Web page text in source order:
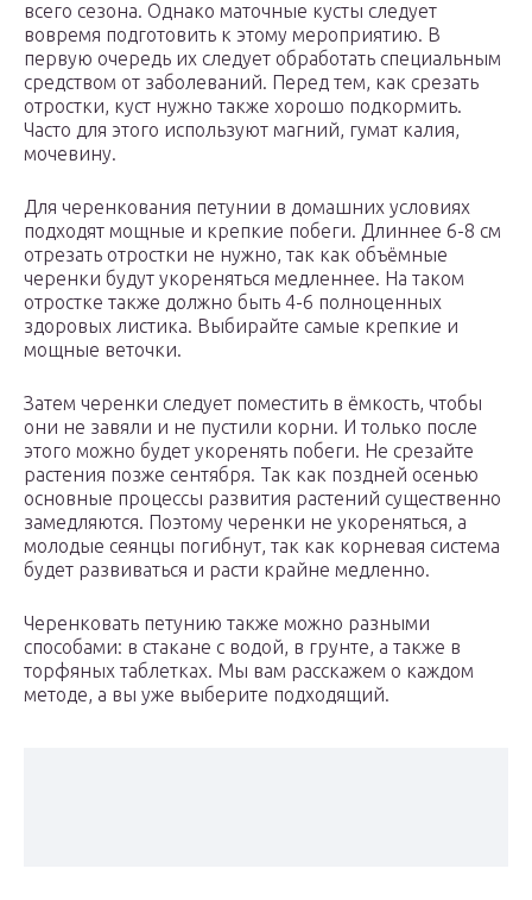
всего сезона. Однако маточные кусты следует
вовремя подготовить к этому мероприятию. В
первую очередь их следует обработать специальным
средством от заболеваний. Перед тем, как срезать
отростки, куст нужно также хорошо подкормить.
Часто для этого используют магний, гумат калия,
мочевину.
Для черенкования петунии в домашних условиях
подходят мощные и крепкие побеги. Длиннее 6-8 см
отрезать отростки не нужно, так как объёмные
черенки будут укореняться медленнее. На таком
отростке также должно быть 4-6 полноценных
здоровых листика. Выбирайте самые крепкие и
мощные веточки.
Затем черенки следует поместить в ёмкость, чтобы
они не завяли и не пустили корни. И только после
этого можно будет укоренять побеги. Не срезайте
растения позже сентября. Так как поздней осенью
основные процессы развития растений существенно
замедляются. Поэтому черенки не укореняться, а
молодые сеянцы погибнут, так как корневая система
будет развиваться и расти крайне медленно.
Черенковать петунию также можно разными
способами: в стакане с водой, в грунте, а также в
торфяных таблетках. Мы вам расскажем о каждом
методе, а вы уже выберите подходящий.